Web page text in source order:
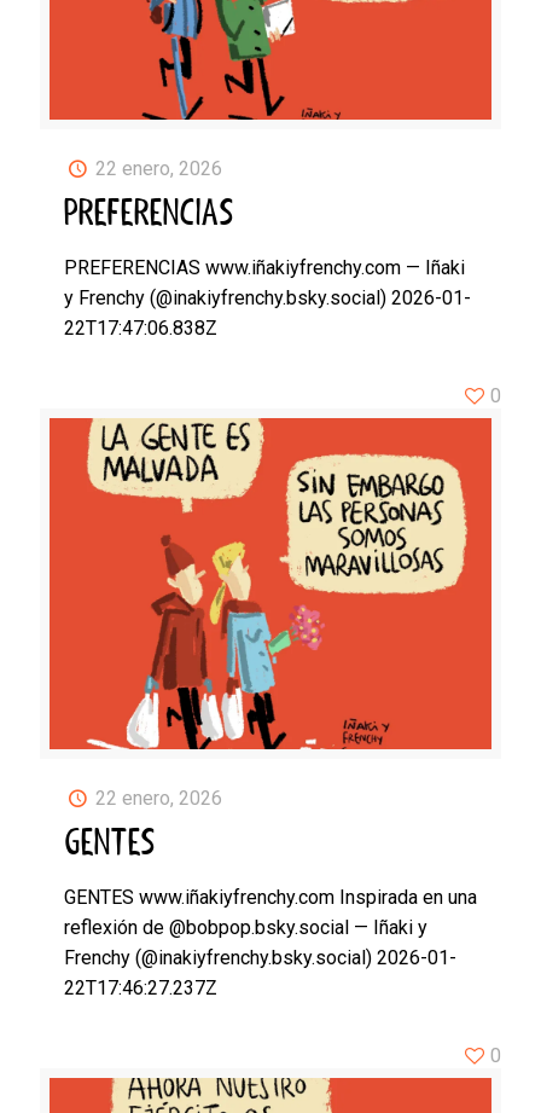
22 enero, 2026
PREFERENCIAS
PREFERENCIAS www.iñakiyfrenchy.com — Iñaki
y Frenchy (@inakiyfrenchy.bsky.social) 2026-01-
22T17:47:06.838Z
22 enero, 2026
GENTES
GENTES www.iñakiyfrenchy.com Inspirada en una
reflexión de @bobpop.bsky.social — Iñaki y
Frenchy (@inakiyfrenchy.bsky.social) 2026-01-
22T17:46:27.237Z
0
0